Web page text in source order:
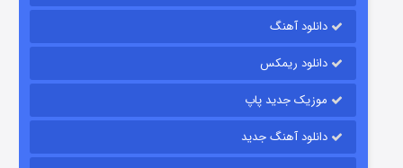
قسمت
دانلود آهنگ
دانلود ریمکس
موزیک جدید پاپ
دانلود آهنگ جدید